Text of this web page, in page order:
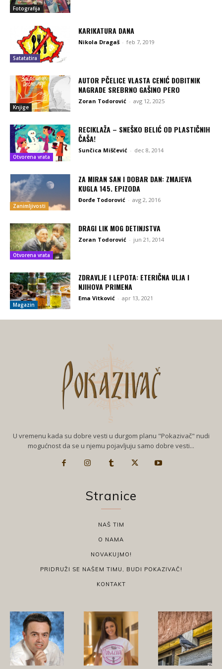
Fotografija
Satatatira
KARIKATURA DANA
Nikola Dragaš - feb 7, 2019
Knjige
AUTOR PČELICE VLASTA CENIĆ DOBITNIK
NAGRADE SREBRNO GAŠINO PERO
Zoran Todorović - avg 12, 2025
Otvorena vrata
RECIKLAŽA – SNEŠKO BELIĆ OD PLASTIČNIH
ČAŠA!
Sunčica Miščević - dec 8, 2014
Zanimljivosti
ZA MIRAN SAN I DOBAR DAN: ZMAJEVA
KUGLA 145. EPIZODA
Đorđe Todorović - avg 2, 2016
Otvorena vrata
DRAGI LIK MOG DETINJSTVA
Zoran Todorović - jun 21, 2014
Magazin
ZDRAVLJE I LEPOTA: ETERIČNA ULJA I
NJIHOVA PRIMENA
Ema Vitković - apr 13, 2021
U vremenu kada su dobre vesti u durgom planu "Pokazivač" nudi
mogućnost da se u njemu pojavljuju samo dobre vesti...
Stranice
NAŠ TIM
O NAMA
NOVAKUJMO!
PRIDRUŽI SE NAŠEM TIMU, BUDI POKAZIVAČ!
KONTAKT